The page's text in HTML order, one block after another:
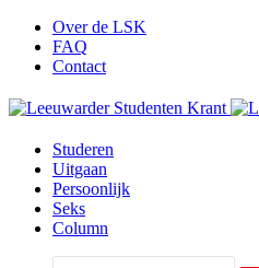
Over de LSK
FAQ
Contact
Studeren
Uitgaan
Persoonlijk
Seks
Column